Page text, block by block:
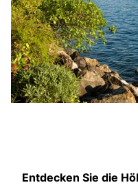
Entdecken Sie die